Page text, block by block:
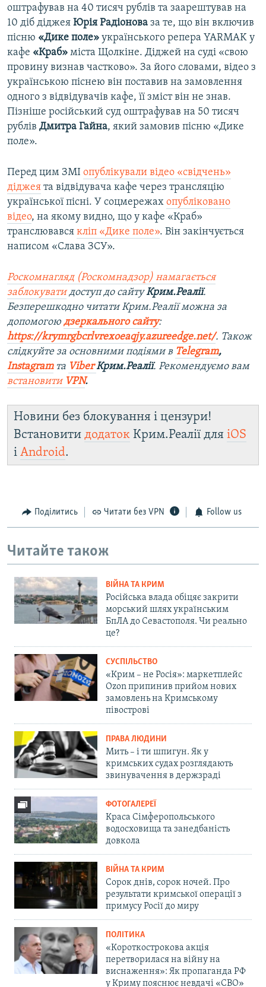
оштрафував на 40 тисяч рублів та заарештував на
10 діб діджея Юрія Радіонова за те, що він включив
пісню «Дике поле» українського репера YARMAK у
кафе «Краб» міста Щолкіне. Діджей на суді «свою
провину визнав частково». За його словами, відео з
українською піснею він поставив на замовлення
одного з відвідувачів кафе, її зміст він не знав.
Пізніше російський суд оштрафував на 50 тисяч
рублів Дмитра Гайна, який замовив пісню «Дике
поле».
Перед цим ЗМІ опублікували відео «свідчень»
діджея та відвідувача кафе через трансляцію
української пісні. У соцмережах опубліковано
відео, на якому видно, що у кафе «Краб»
транслювався кліп «Дике поле». Він закінчується
написом «Слава ЗСУ».
Роскомнагляд (Роскомнадзор) намагається
заблокуватидоступ до сайтуКрим.Реалії.
Безперешкодно читати Крим.Реалії можна за
допомогою дзеркального сайту:
https://krymrgbcrlvrexoeaqjy.azureedge.net/. Також
слідкуйте за основними подіями в Telegram,
Instagramта ViberКрим.Реалії. Рекомендуємо вам
встановити VPN.
Новини без блокування і цензури!
Встановити додаток Крим.Реалії для iOS
і Android.
Поділитись Читати без VPN Follow us
Читайте також
ВІЙНА ТА КРИМ
Російська влада обіцяє закрити
морський шлях українським
БпЛА до Севастополя. Чи реально
це?
СУСПІЛЬСТВО
«Крим – не Росія»: маркетплейс
Ozon припинив прийом нових
замовлень на Кримському
півострові
ПРАВА ЛЮДИНИ
Мить – і ти шпигун. Як у
кримських судах розглядають
звинувачення в держзраді
ФОТОГАЛЕРЕЇ
Краса Сімферопольського
водосховища та занедбаність
довкола
ВІЙНА ТА КРИМ
Сорок днів, сорок ночей. Про
результати кримської операції з
примусу Росії до миру
ПОЛІТИКА
«Короткострокова акція
перетворилася на війну на
виснаження»: Як пропаганда РФ
у Криму пояснює невдачі «СВО»